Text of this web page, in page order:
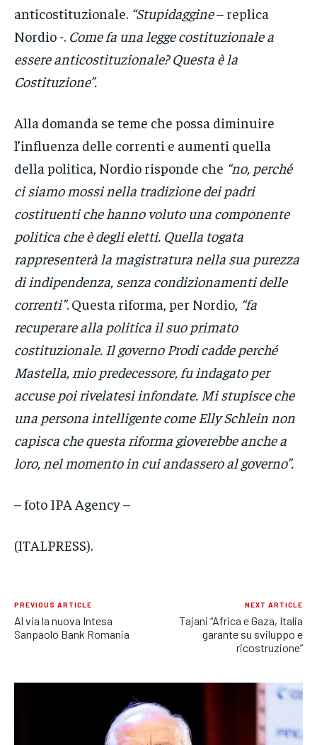
anticostituzionale. “Stupidaggine– replica
Nordio -. Come fa una legge costituzionale a
essere anticostituzionale? Questa è la
Costituzione”.
Alla domanda se teme che possa diminuire
l’influenza delle correnti e aumenti quella
della politica, Nordio risponde che “no, perché
ci siamo mossi nella tradizione dei padri
costituenti che hanno voluto una componente
politica che è degli eletti. Quella togata
rappresenterà la magistratura nella sua purezza
di indipendenza, senza condizionamenti delle
correnti”. Questa riforma, per Nordio, “fa
recuperare alla politica il suo primato
costituzionale. Il governo Prodi cadde perché
Mastella, mio predecessore, fu indagato per
accuse poi rivelatesi infondate. Mi stupisce che
una persona intelligente come Elly Schlein non
capisca che questa riforma gioverebbe anche a
loro, nel momento in cui andassero al governo”.
– foto IPA Agency –
(ITALPRESS).
PREVIOUS ARTICLE
Al via la nuova Intesa
Sanpaolo Bank Romania
NEXT ARTICLE
Tajani “Africa e Gaza, Italia
garante su sviluppo e
ricostruzione”